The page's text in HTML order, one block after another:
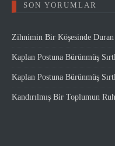
SON YORUMLAR
Zihnimin Bir Köşesinde
Kaplan Postuna Bürünmüş
Kaplan Postuna Bürünmüş
Kandırılmış Bir Toplumun